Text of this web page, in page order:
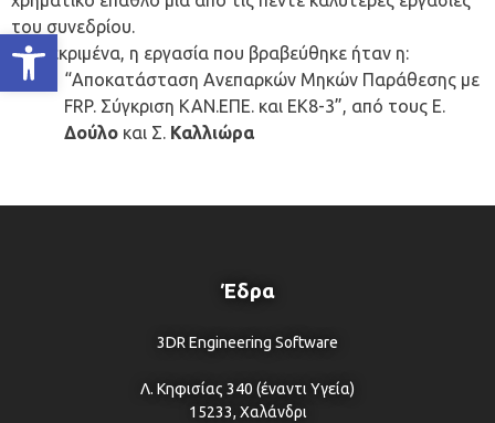
Ανοίξτε τη γραμμή εργαλείων
του συνεδρίου.
Συγκεκριμένα, η εργασία που βραβεύθηκε ήταν η:
“Αποκατάσταση Ανεπαρκών Μηκών Παράθεσης με
FRP. Σύγκριση ΚΑΝ.ΕΠΕ. και ΕΚ8-3”, από τους Ε.
Δούλο και Σ. Καλλιώρα
Έδρα
3DR Engineering Software
Λ. Κηφισίας 340 (έναντι Υγεία)
15233, Χαλάνδρι